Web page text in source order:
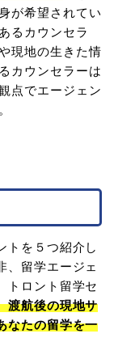
が希望されてい
るカウンセラ
現地の生きた情
カウンセラーは
点でエージェン
トを５つ紹介し
、留学エージェ
トロント留学セ
渡航後の現地サ
なたの留学を一